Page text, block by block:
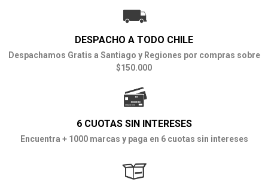
DESPACHO A TODO CHILE
Despachamos Gratis a Santiago y Regiones por compras sobre
$150.000
6 CUOTAS SIN INTERESES
Encuentra + 1000 marcas y paga en 6 cuotas sin intereses